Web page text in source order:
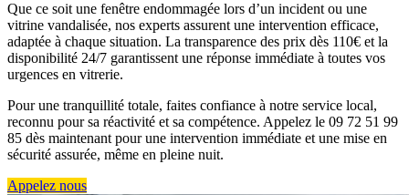
Que ce soit une fenêtre endommagée lors d’un incident ou une
vitrine vandalisée, nos experts assurent une intervention efficace,
adaptée à chaque situation. La transparence des prix dès 110€ et la
disponibilité 24/7 garantissent une réponse immédiate à toutes vos
urgences en vitrerie.
Pour une tranquillité totale, faites confiance à notre service local,
reconnu pour sa réactivité et sa compétence. Appelez le 09 72 51 99
85 dès maintenant pour une intervention immédiate et une mise en
sécurité assurée, même en pleine nuit.
Appelez nous